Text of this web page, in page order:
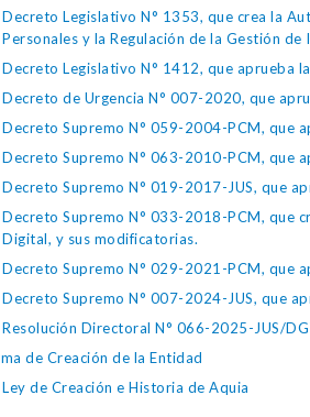
Decreto Legislativo N° 1353, que crea la
Personales y la Regulación de la Gestión
Decreto Legislativo N° 1412, que aprueba
Decreto de Urgencia N° 007-2020, que
Decreto Supremo N° 059-2004-PCM, que
Decreto Supremo N° 063-2010-PCM, que
Decreto Supremo N° 019-2017-JUS, que
Decreto Supremo N° 033-2018-PCM, que
Digital, y sus modificatorias.
Decreto Supremo N° 029-2021-PCM, que
Decreto Supremo N° 007-2024-JUS, que
Resolución Directoral N° 066-2025-JUS/
de Creación de la Entidad
Ley de Creación e Historia de Aquia